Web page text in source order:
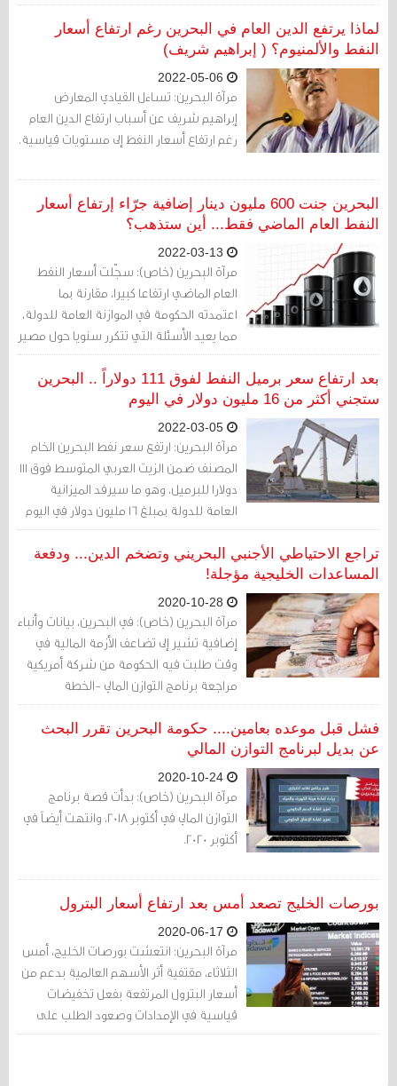
للنصف الأول من هذا العام، بسبب ارتفاع
أسعار النفط.
لماذا يرتفع الدين العام في البحرين رغم ارتفاع أسعار
النفط والألمنيوم؟ ( إبراهيم شريف)
مرآة البحرين: تساءل القيادي المعارض
إبراهيم شريف عن أسباب ارتفاع الدين العام
رغم ارتفاع أسعار النفط إلى مستويات قياسية.
البحرين جنت 600 مليون دينار إضافية جرّاء إرتفاع أسعار
النفط العام الماضي فقط... أين ستذهب؟
مرآة البحرين (خاص): سجّلت أسعار النفط
العام الماضي ارتفاعا كبيرا، مقارنة بما
اعتمدته الحكومة في الموازنة العامة للدولة،
مما يعيد الأسئلة التي تتكرر سنويا حول مصير
المبالغ المحصّلة جراء الارتفاع في الأسعار.
بعد ارتفاع سعر برميل النفط لفوق 111 دولاراً .. البحرين
ستجني أكثر من 16 مليون دولار في اليوم
مرآة البحرين: ارتفع سعر نفط البحرين الخام
المصنف ضمن الزيت العربي المتوسط فوق 111
دولارا للبرميل، وهو ما سيرفد الميزانية
العامة للدولة بمبلغ 16 مليون دولار في اليوم
الواحد، وذلك بسبب تأثيرات الأزمة الروسية -
الأوكرانية العسكرية على الأسواق العالمية.
تراجع الاحتياطي الأجنبي البحريني وتضخم الدين... ودفعة
المساعدات الخليجية مؤجلة!
مرآة البحرين (خاص): في البحرين، بيانات وأنباء
إضافية تشير إلى تضاعف الأزمة المالية في
وقت طلبت فيه الحكومة من شركة أمريكية
مراجعة برنامج التوازن المالي -الخطة
الرئيسية لإدارة المالية العامة- المدعوم من
حلفاء خليجيين ثلاثة.
فشل قبل موعده بعامين.... حكومة البحرين تقرر البحث
عن بديل لبرنامج التوازن المالي
مرآة البحرين (خاص): بدأت قصة برنامج
التوازن المالي في أكتوبر 2018، وانتهت أيضاً في
أكتوبر 2020.
بورصات الخليج تصعد أمس بعد ارتفاع أسعار البترول
مرآة البحرين: انتعشت بورصات الخليج، أمس
الثلاثاء، مقتفية أثر الأسهم العالمية بدعم من
أسعار البترول المرتفعة بفعل تخفيضات
قياسية في الإمدادات وصعود الطلب على
الوقود.